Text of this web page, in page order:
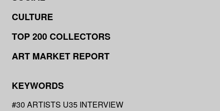
CULTURE
TOP 200 COLLECTORS
ART MARKET REPORT
KEYWORDS
#30 ARTISTS U35 INTERVIEW